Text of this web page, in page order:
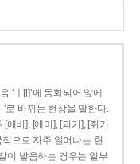
‘ㅣ[j]’에 동화되어 앞에
’로 바뀌는 현상을 말한다.
애비], [에미], [괴기], [쥐기
적으로 자주 일어나는 현
이 발음하는 경우는 일부